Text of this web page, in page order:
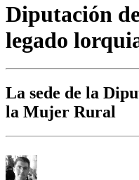
Diputación
legado
La sede de la
la Mujer Rural